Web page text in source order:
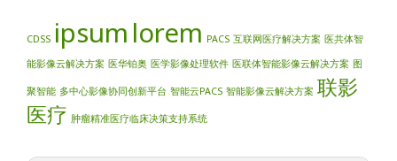
CDSS ipsum lorem PACS 互联网医疗解决方案 医共体智
能影像云解决方案 医华铂奥 医学影像处理软件 医联体智能影像云解决方案 图
聚智能 多中心影像协同创新平台 智能云PACS 智能影像云解决方案 联影
医疗 肿瘤精准医疗临床决策支持系统